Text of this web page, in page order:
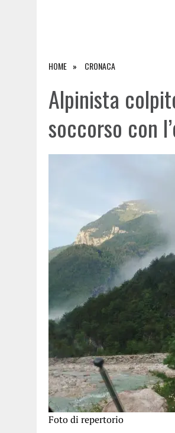
HOME CRONACA
Alpinista
soccorso con
Foto di repertorio